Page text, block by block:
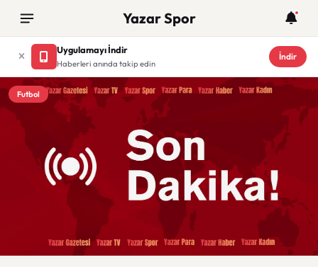
Yazar Spor
Uygulamayı İndir
Haberleri anında takip edin
İndir
Futbol